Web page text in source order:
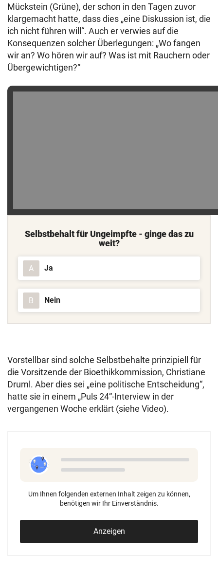
Mückstein (Grüne), der schon in den Tagen zuvor
klargemacht hatte, dass dies „eine Diskussion ist, die
ich nicht führen will“. Auch er verwies auf die
Konsequenzen solcher Überlegungen: „Wo fangen
wir an? Wo hören wir auf? Was ist mit Rauchern oder
Übergewichtigen?“
Selbstbehalt für Ungeimpfte - ginge das zu
weit?
A Ja
B Nein
Vorstellbar sind solche Selbstbehalte prinzipiell für
die Vorsitzende der Bioethikkommission, Christiane
Druml. Aber dies sei „eine politische Entscheidung“,
hatte sie in einem „Puls 24“-Interview in der
vergangenen Woche erklärt (siehe Video).
Um Ihnen folgenden externen Inhalt zeigen zu können,
benötigen wir Ihr Einverständnis.
Anzeigen